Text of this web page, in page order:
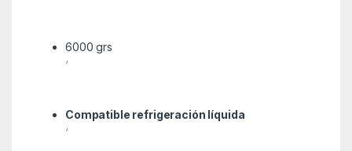
6000 grs
‘
Compatible refrigeración líquida
‘